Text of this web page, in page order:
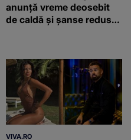
anunță vreme deosebit
de caldă și șanse reduse
VIVA.RO